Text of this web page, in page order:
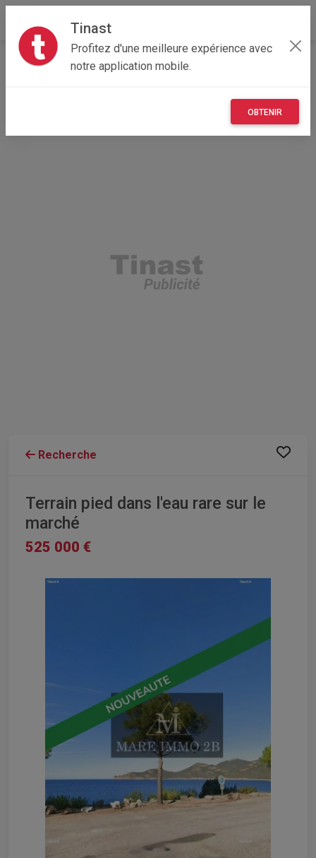
Tinast
Profitez d'une meilleure expérience avec
notre application mobile.
OBTENIR
Accueil Immobilier Corse
2B - Haute-Corse
Terrain pied dans l'eau RARE sur le Marché
Recherche
Terrain pied dans l'eau rare sur le
marché
525 000 €